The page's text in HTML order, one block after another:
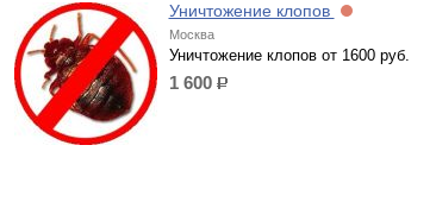
Уничтожение клопов
Москва
Уничтожение клопов от 1600 руб.
1 600 р.